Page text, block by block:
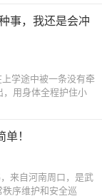
事，我还是会冲
学途中被一条没有牵
，用身体全程护住小
！
来自河南周口，是武
序维护和安全巡